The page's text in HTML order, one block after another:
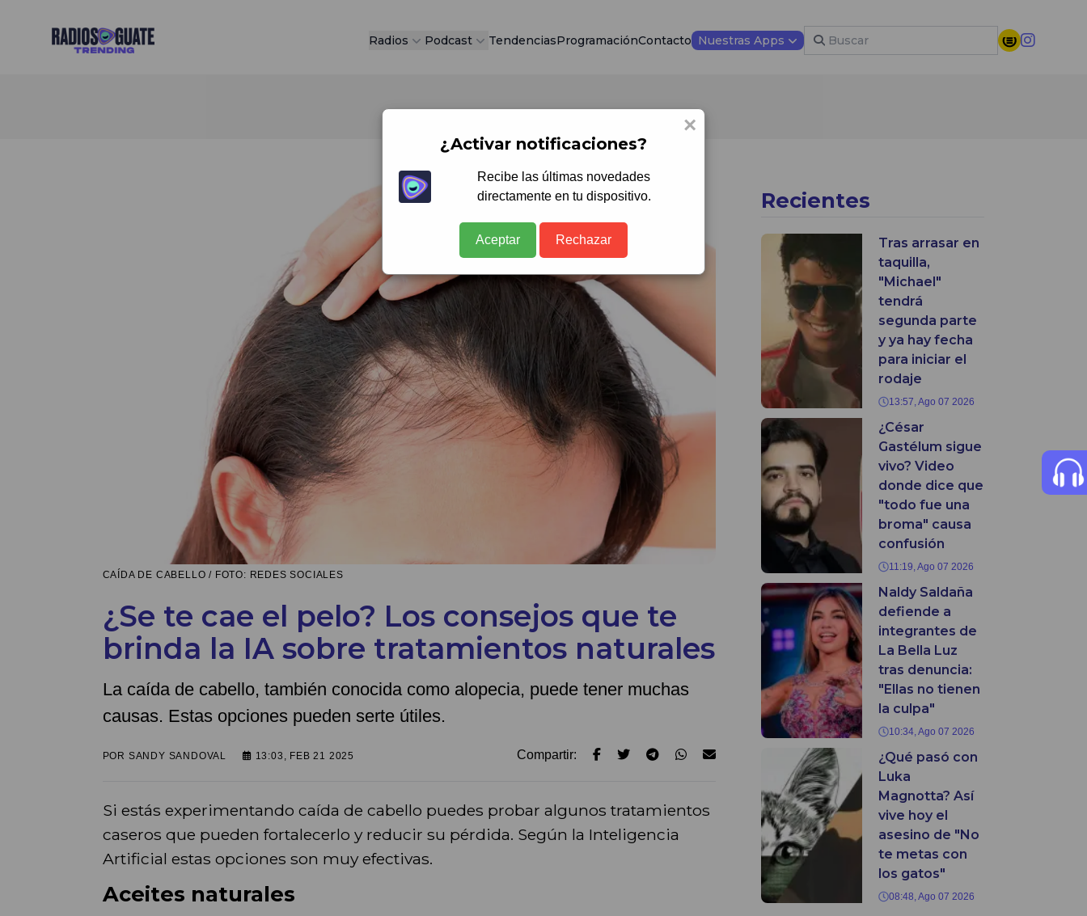
Radios Guate Radios Podcast TendenciasProgramaciónContacto Nuestras Apps
CAÍDA DE CABELLO / FOTO: REDES SOCIALES
¿Se te cae el pelo? Los consejos que te
brinda la IA sobre tratamientos naturales
La caída de cabello, también conocida como alopecia, puede tener muchas
causas. Estas opciones pueden serte útiles.
POR SANDY SANDOVAL 13:03, FEB 21 2025 Compartir:
Si estás experimentando caída de cabello puedes probar algunos tratamientos
caseros que pueden fortalecerlo y reducir su pérdida. Según la Inteligencia
Artificial estas opciones son muy efectivas.
Aceites naturales
Recientes
Tras arrasar en
taquilla,
"Michael"
tendrá
segunda parte
y ya hay fecha
para iniciar el
rodaje
13:57, Ago 07 2026
¿César
Gastélum sigue
vivo? Video
donde dice que
"todo fue una
broma" causa
confusión
11:19, Ago 07 2026
Naldy Saldaña
defiende a
integrantes de
La Bella Luz
tras denuncia:
"Ellas no tienen
la culpa"
10:34, Ago 07 2026
¿Qué pasó con
Luka
Magnotta? Así
vive hoy el
asesino de "No
te metas con
los gatos"
08:48, Ago 07 2026
×
¿Activar notificaciones?
Recibe las últimas novedades
directamente en tu dispositivo.
Aceptar Rechazar